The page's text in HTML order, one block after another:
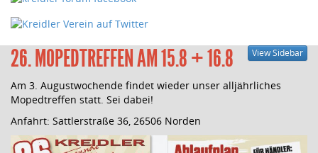
View Sidebar
26. MOPEDTREFFEN AM 15.8 + 16.8
Am 3. Augustwochende findet wieder unser alljährliches
Mopedtreffen statt. Sei dabei!
Anfahrt: Sattlerstraße 36, 26506 Norden